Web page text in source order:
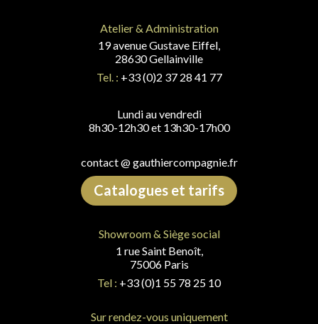
Atelier & Administration
19 avenue Gustave Eiffel,
28630 Gellainville
Tel. : +33 (0)2 37 28 41 77
Lundi au vendredi
8h30-12h30 et 13h30-17h00
contact @ gauthiercompagnie.fr
Catalogues et tarifs
Showroom & Siège social
1 rue Saint Benoît,
75006 Paris
Tel : +33 (0)1 55 78 25 10
Sur rendez-vous uniquement